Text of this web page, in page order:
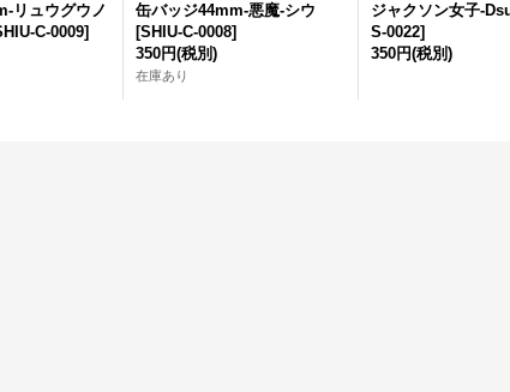
リュウグウノ
C-0009]
缶バッジ44mm-悪魔-シウ
[SHIU-C-0008]
350円(税別)
在庫あり
ジャクソン女子-
S-0022]
350円(税別)